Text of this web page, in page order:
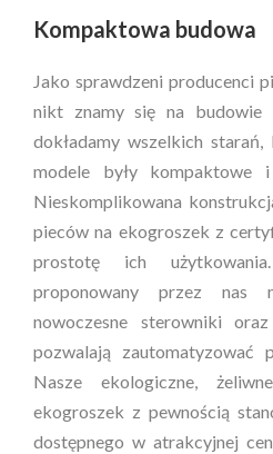
Kompaktowa budowa
Jako sprawdzeni producenci
nikt znamy się na budowie
dokładamy wszelkich
modele były kompaktowe
Nieskomplikowana
pieców na ekogroszek z
prostotę ich
proponowany przez nas
nowoczesne sterowniki
pozwalają zautomatyzować
Nasze ekologiczne,
ekogroszek z pewnością
dostępnego w atrakcyjnej